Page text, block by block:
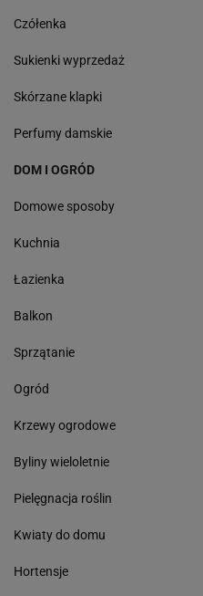
Czółenka
Sukienki wyprzedaż
Skórzane klapki
Perfumy damskie
DOM I OGRÓD
Domowe sposoby
Kuchnia
Łazienka
Balkon
Sprzątanie
Ogród
Krzewy ogrodowe
Byliny wieloletnie
Pielęgnacja roślin
Kwiaty do domu
Hortensje